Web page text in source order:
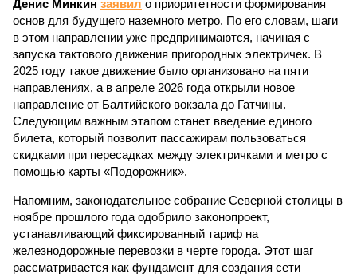
Денис Минкин заявил о приоритетности формирования
основ для будущего наземного метро. По его словам, шаги
в этом направлении уже предпринимаются, начиная с
запуска тактового движения пригородных электричек. В
2025 году такое движение было организовано на пяти
направлениях, а в апреле 2026 года открыли новое
направление от Балтийского вокзала до Гатчины.
Следующим важным этапом станет введение единого
билета, который позволит пассажирам пользоваться
скидками при пересадках между электричками и метро с
помощью карты «Подорожник».
Напомним, законодательное собрание Северной столицы в
ноябре прошлого года одобрило законопроект,
устанавливающий фиксированный тариф на
железнодорожные перевозки в черте города. Этот шаг
рассматривается как фундамент для создания сети